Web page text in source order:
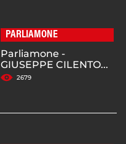
PARLIAMONE
Parliamone -
GIUSEPPE CILENTO...
2679